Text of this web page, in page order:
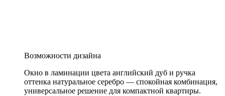
Возможности дизайна
Окно в ламинации цвета английский дуб и ручка
оттенка натуральное серебро — спокойная комбинация,
универсальное решение для компактной квартиры.